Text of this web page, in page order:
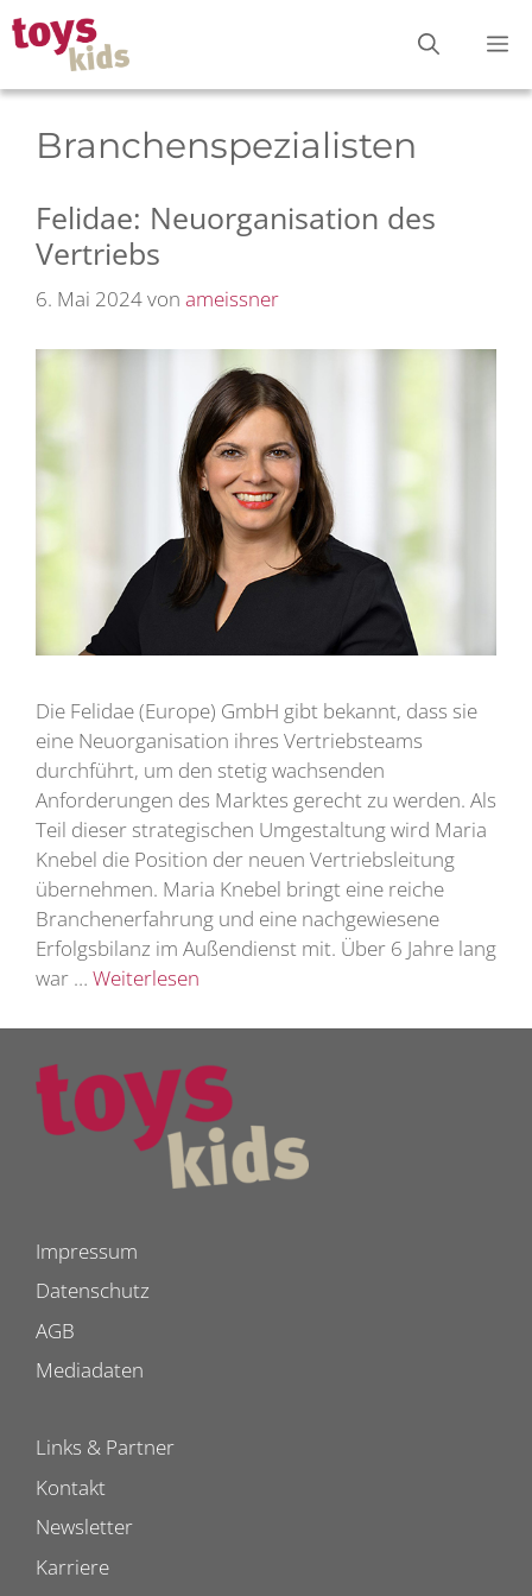
Zum
Inhalt
springen
Branchenspezialisten
Felidae: Neuorganisation des
Vertriebs
6. Mai 2024von ameissner
Die Felidae (Europe) GmbH gibt bekannt, dass sie
eine Neuorganisation ihres Vertriebsteams
durchführt, um den stetig wachsenden
Anforderungen des Marktes gerecht zu werden. Als
Teil dieser strategischen Umgestaltung wird Maria
Knebel die Position der neuen Vertriebsleitung
übernehmen. Maria Knebel bringt eine reiche
Branchenerfahrung und eine nachgewiesene
Erfolgsbilanz im Außendienst mit. Über 6 Jahre lang
war … Weiterlesen
Impressum
Datenschutz
AGB
Mediadaten
Links & Partner
Kontakt
Newsletter
Karriere